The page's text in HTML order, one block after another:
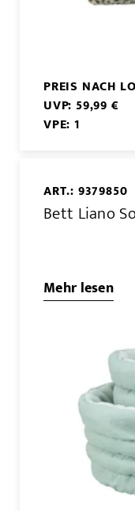
PREIS NACH
UVP: 59,99 €
VPE: 1
ART.: 9379850
Bett Liano
Mehr lesen